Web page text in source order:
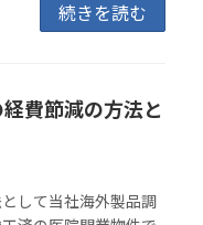
続きを読む
費節減の方法と
して当社海外製品調